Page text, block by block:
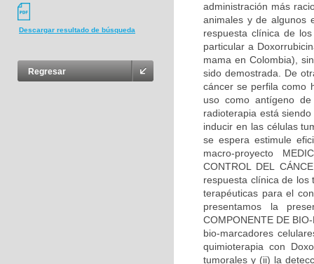
Descargar resultado de búsqueda
Regresar
administración más
animales y de algunos
respuesta clínica de
particular a
mama en Colombia),
sido demostrada. De
cáncer se perfila como
uso como antígeno
radioterapia está
inducir en las células
se espera estimule
macro-proyecto
CONTROL DEL
respuesta clínica de los
terapéuticas para el
presentamos la
COMPONENTE DE
bio-marcadores
quimioterapia con
tumorales y (ii) la